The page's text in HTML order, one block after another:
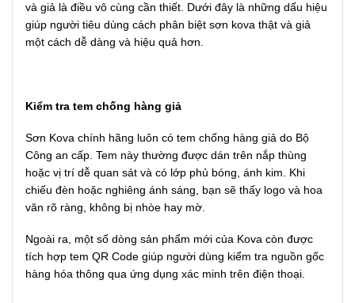
và giả là điều vô cùng cần thiết. Dưới đây là những dấu hiệu
giúp người tiêu dùng cách phân biệt sơn kova thật và giả
một cách dễ dàng và hiệu quả hơn.
Kiểm tra tem chống hàng giả
Sơn Kova chính hãng luôn có tem chống hàng giả do Bộ
Công an cấp. Tem này thường được dán trên nắp thùng
hoặc vị trí dễ quan sát và có lớp phủ bóng, ánh kim. Khi
chiếu đèn hoặc nghiêng ánh sáng, bạn sẽ thấy logo và hoa
văn rõ ràng, không bị nhòe hay mờ.
Ngoài ra, một số dòng sản phẩm mới của Kova còn được
tích hợp tem QR Code giúp người dùng kiểm tra nguồn gốc
hàng hóa thông qua ứng dụng xác minh trên điện thoại.